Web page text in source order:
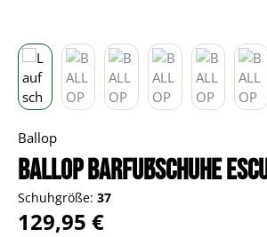
Ballop
BALLOP Barfußschuhe
Schuhgröße: 37
Regulärer Preis:
129,95 €